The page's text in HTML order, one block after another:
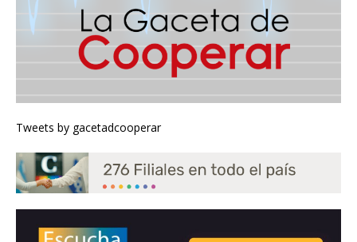
Tweets by gacetadcooperar